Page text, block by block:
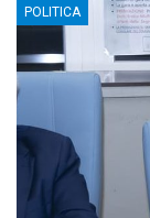
POLITICA